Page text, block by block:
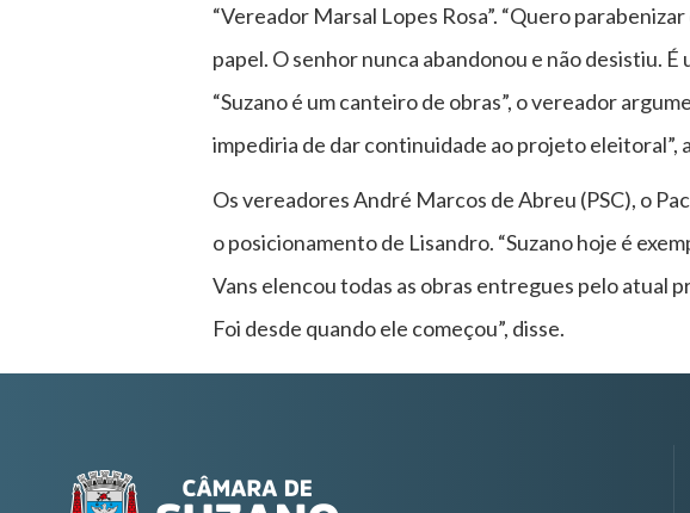
“Vereador Marsal Lopes Rosa”. “Quero
papel. O senhor nunca abandonou e não desistiu.
“Suzano é um canteiro de obras”, o vereador
impediria de dar continuidade ao projeto eleitoral”,
Os vereadores André Marcos de Abreu (PSC), o
o posicionamento de Lisandro. “Suzano hoje é
Vans elencou todas as obras entregues pelo atual
Foi desde quando ele começou”, disse.